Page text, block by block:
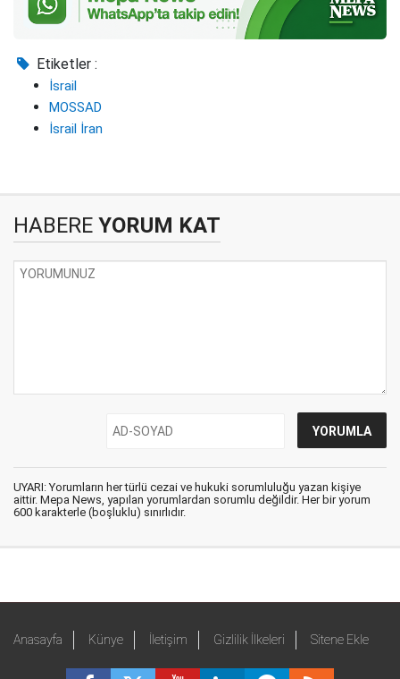
Etiketler :
İsrail
MOSSAD
İsrail İran
HABERE YORUM KAT
UYARI: Yorumların her türlü cezai ve hukuki sorumluluğu yazan kişiye
aittir. Mepa News, yapılan yorumlardan sorumlu değildir. Her bir yorum
600 karakterle (boşluklu) sınırlıdır.
Anasayfa Künye İletişim Gizlilik İlkeleri Sitene Ekle